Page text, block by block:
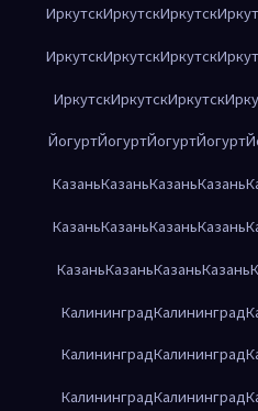
ИркутскИркутскИркутск
ИркутскИркутскИркутск
ИркутскИркутскИркутск
ЙогуртЙогуртЙогуртЙогурт
КазаньКазаньКазаньКазань
КазаньКазаньКазаньКазань
КазаньКазаньКазаньКазань
КалининградКалининград
КалининградКалининград
КалининградКалининград